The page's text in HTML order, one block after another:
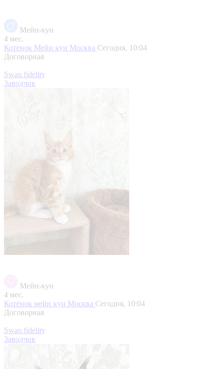
Мейн-кун
4 мес.
Котенок Мейн кун Москва Сегодня, 10:04
Договорная
Swan fidelity
Заводчик
Мейн-кун
4 мес.
Котёнок мейн кун Москва Сегодня, 10:04
Договорная
Swan fidelity
Заводчик